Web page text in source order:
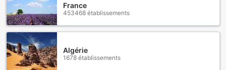
France
453468 établissements
Algérie
1678 établissements